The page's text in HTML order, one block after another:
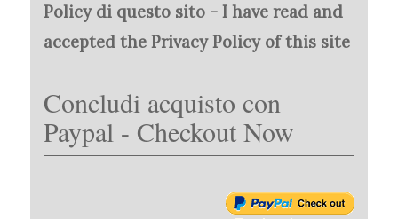
Policy di questo sito - I have read and
accepted the Privacy Policy of this site
Concludi acquisto con
Paypal - Checkout Now